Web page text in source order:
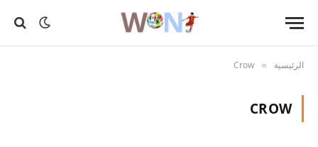
الرئيسية »
Crow
CROW